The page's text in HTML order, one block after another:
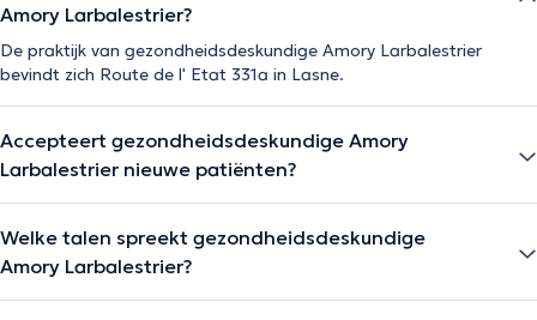
Amory Larbalestrier?
De praktijk van gezondheidsdeskundige Amory Larbalestrier
bevindt zich Route de l' Etat 331a in Lasne.
Accepteert gezondheidsdeskundige Amory
Larbalestrier nieuwe patiënten?
Welke talen spreekt gezondheidsdeskundige
Amory Larbalestrier?